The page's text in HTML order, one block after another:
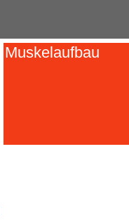
Muskelaufbau